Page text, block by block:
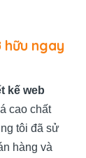
hữu ngay
kế web
cao chất
tôi đã sử
hàng và